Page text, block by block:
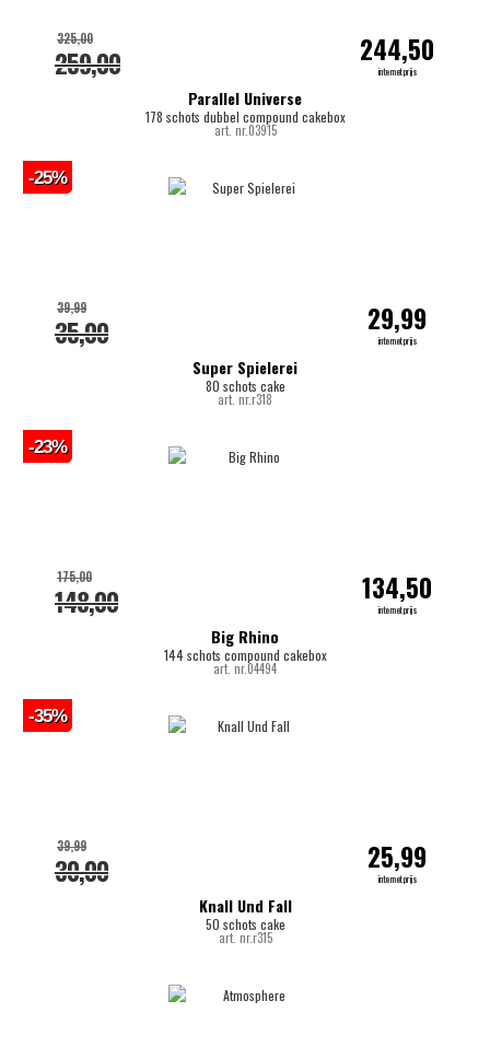
Parallel Universe
178 schots dubbel compound cakebox
art. nr.03915
259,00
325,00 244,50
internetprijs
Super Spielerei
80 schots cake
art. nr.r318
35,00
39,99 29,99
internetprijs
-25%
Big Rhino
144 schots compound cakebox
art. nr.04494
148,00
175,00 134,50
internetprijs
-23%
Knall Und Fall
50 schots cake
art. nr.r315
30,00
39,99 25,99
internetprijs
-35%